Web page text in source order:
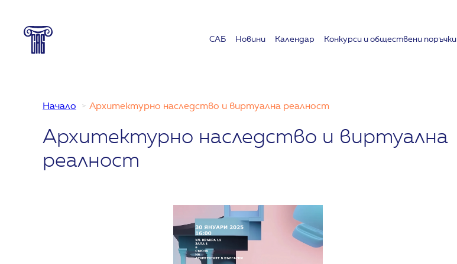
САБ Новини Календар Koнкурси и обществени поръчки
Начало Архитектурно наследство и виртуална реалност
Архитектурно наследство и виртуална
реалност